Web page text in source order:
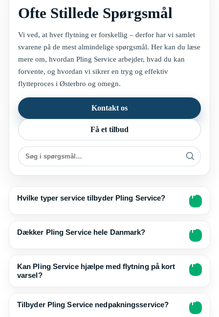
Ofte Stillede Spørgsmål
Vi ved, at hver flytning er forskellig – derfor har vi samlet
svarene på de mest almindelige spørgsmål. Her kan du læse
mere om, hvordan Pling Service arbejder, hvad du kan
forvente, og hvordan vi sikrer en tryg og effektiv
flytteproces i Østerbro og omegn.
Kontakt os
Få et tilbud
Hvilke typer service tilbyder Pling Service?
Dækker Pling Service hele Danmark?
Kan Pling Service hjælpe med flytning på kort
varsel?
Tilbyder Pling Service nedpakningsservice?